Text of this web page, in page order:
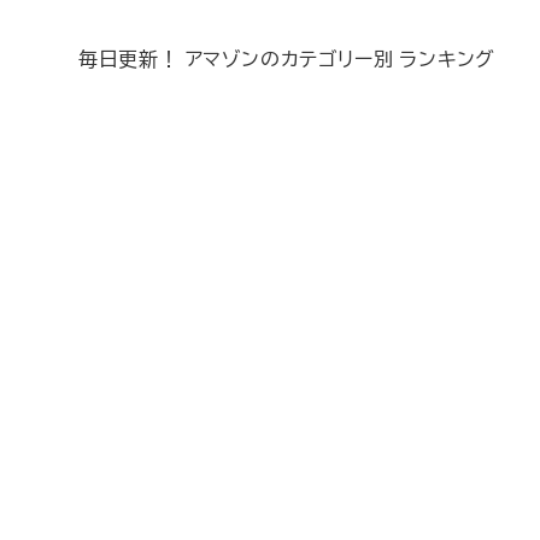
毎日更新！ アマゾンのカテゴリー別 ランキング